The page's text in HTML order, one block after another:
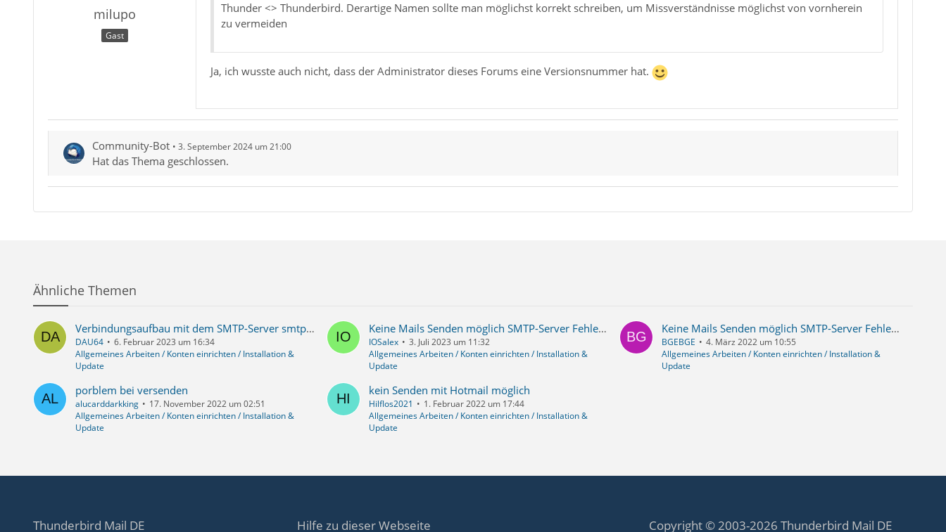
milupo
Gast
Thunder <> Thunderbird. Derartige Namen sollte man möglichst korrekt schreiben, um Missverständnisse möglichst von vornherein
zu vermeiden
Ja, ich wusste auch nicht, dass der Administrator dieses Forums eine Versionsnummer hat.
Community-Bot 3. September 2024 um 21:00
Hat das Thema geschlossen.
Ähnliche Themen
Verbindungsaufbau mit dem SMTP-Server smtp.office365.com fehlgeschlagen
DAU64
6. Februar 2023 um 16:34
Allgemeines Arbeiten / Konten einrichten / Installation &
Update
Keine Mails Senden möglich SMTP-Server Fehlermeldung
IOSalex
3. Juli 2023 um 11:32
Allgemeines Arbeiten / Konten einrichten / Installation &
Update
Keine Mails Senden möglich SMTP-Server Fehlermeldung
BGEBGE
4. März 2022 um 10:55
Allgemeines Arbeiten / Konten einrichten / Installation &
Update
porblem bei versenden
alucarddarkking
17. November 2022 um 02:51
Allgemeines Arbeiten / Konten einrichten / Installation &
Update
kein Senden mit Hotmail möglich
Hilflos2021
1. Februar 2022 um 17:44
Allgemeines Arbeiten / Konten einrichten / Installation &
Update
Thunderbird Mail DE Hilfe zu dieser Webseite Copyright © 2003-2026 Thunderbird Mail DE